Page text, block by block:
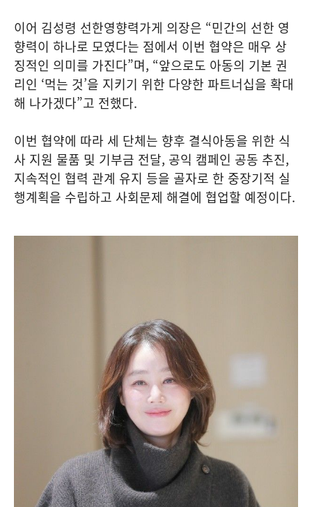
이어 김성령 선한영향력가게 의장은 “민간의 선한 영
향력이 하나로 모였다는 점에서 이번 협약은 매우 상
징적인 의미를 가진다”며, “앞으로도 아동의 기본 권
리인 ‘먹는 것’을 지키기 위한 다양한 파트너십을 확대
해 나가겠다”고 전했다.
이번 협약에 따라 세 단체는 향후 결식아동을 위한 식
사 지원 물품 및 기부금 전달, 공익 캠페인 공동 추진,
지속적인 협력 관계 유지 등을 골자로 한 중장기적 실
행계획을 수립하고 사회문제 해결에 협업할 예정이다.